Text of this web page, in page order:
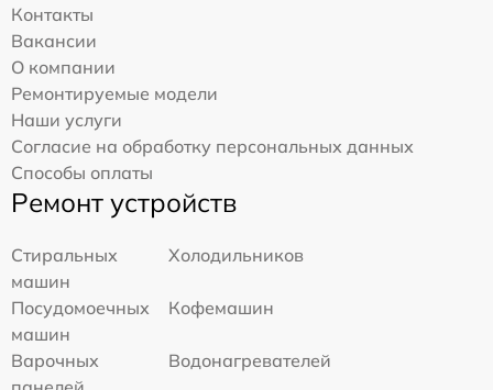
Контакты
Вакансии
О компании
Ремонтируемые модели
Наши услуги
Согласие на обработку персональных данных
Способы оплаты
Ремонт устройств
Стиральных
машин
Холодильников
Посудомоечных
машин
Кофемашин
Варочных
Водонагревателей